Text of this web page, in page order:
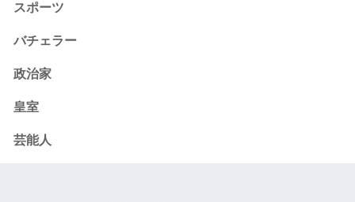
スポーツ
バチェラー
政治家
皇室
芸能人